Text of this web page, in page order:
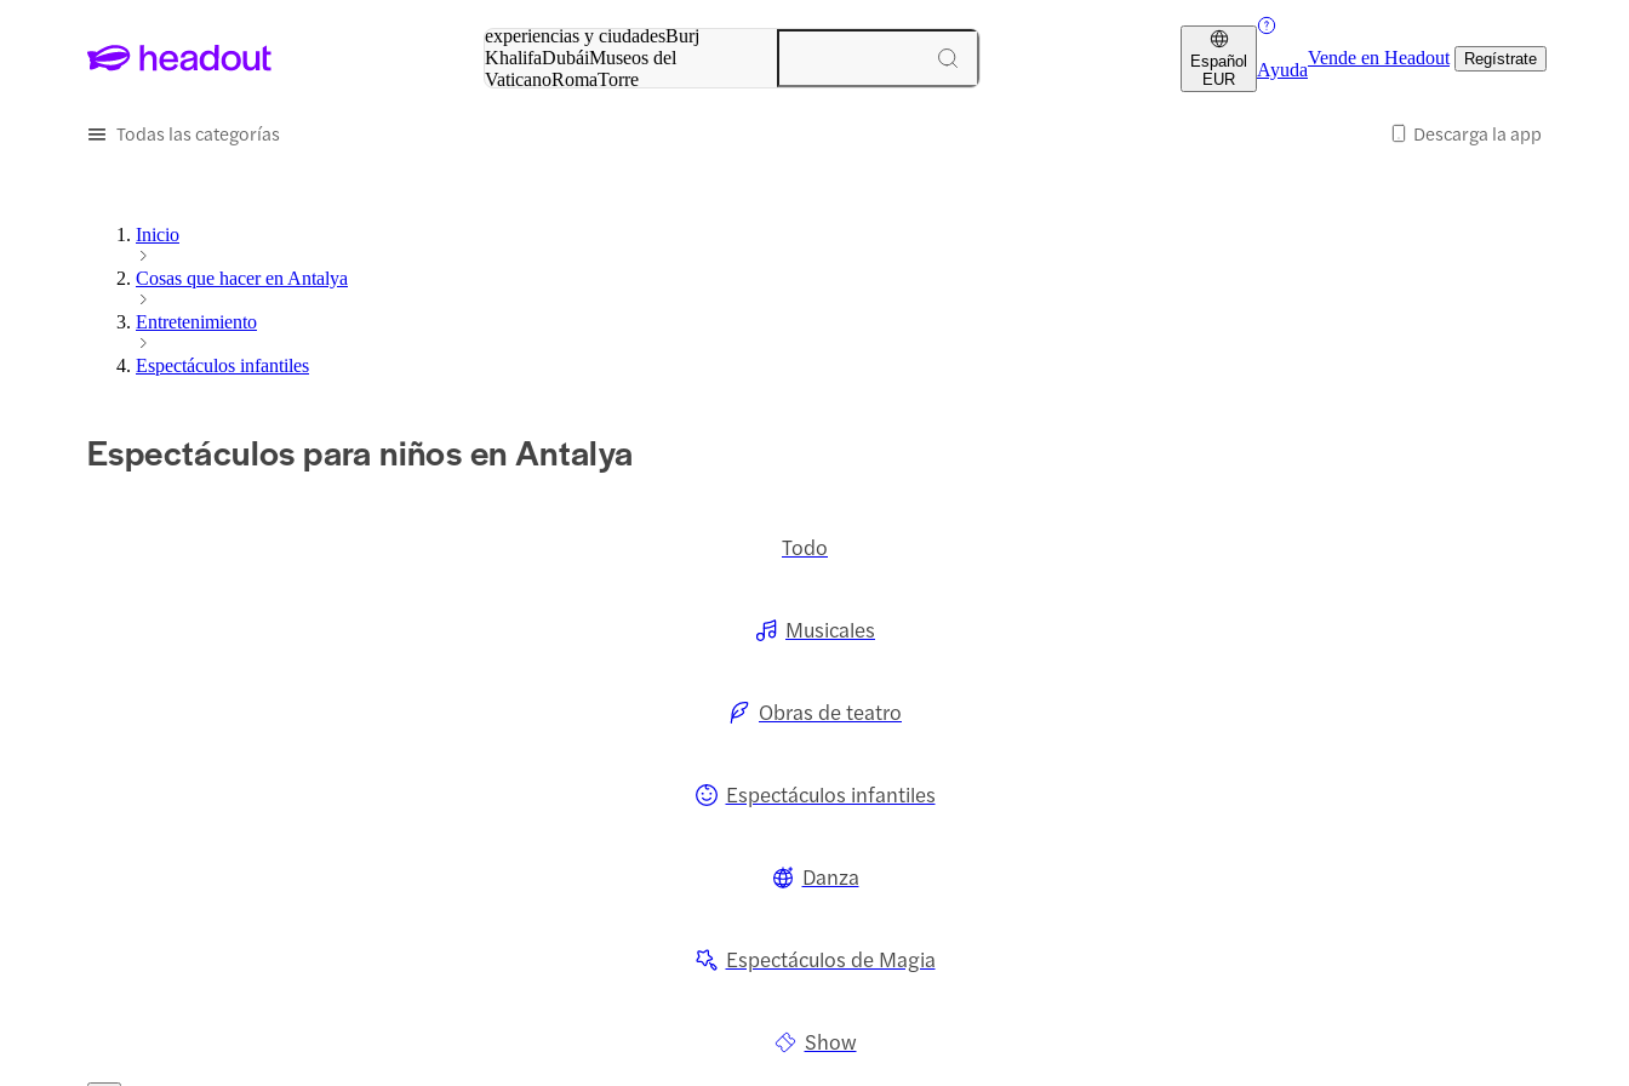
experiencias y ciudadesBurj
KhalifaDubáiMuseos del
VaticanoRomaTorre
Español
EUR
Ayuda
Vende en Headout Regístrate
Todas las categorías Descarga la app
Inicio
Cosas que hacer en Antalya
Entretenimiento
Espectáculos infantiles
Espectáculos para niños en Antalya
Todo
Musicales
Obras de teatro
Espectáculos infantiles
Danza
Espectáculos de Magia
Show